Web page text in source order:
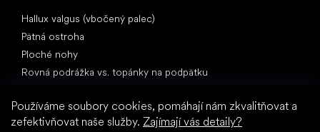
Používáme soubory cookies, pomáhají nám zkvalitňovat a
zefektivňovat naše služby. Zajímají vás detaily?
Hallux valgus (vbočený palec)
Pätná ostroha
Ploché nohy
Rovná podrážka vs. topánky na podpätku
Nepremokavé topánky
Správna hygiena nôh